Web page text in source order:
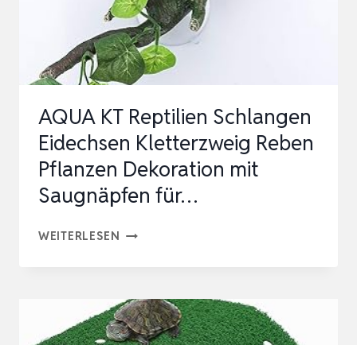
MIT
SAUGNÄPFEN
FÜR…
AQUA KT Reptilien Schlangen
Eidechsen Kletterzweig Reben
Pflanzen Dekoration mit
Saugnäpfen für…
WEITERLESEN AQUA
SCHLANGEN
EIDECHSEN